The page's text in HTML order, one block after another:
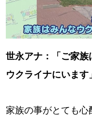
世永アナ：「ご家
ウクライナにいます
家族の事がとても